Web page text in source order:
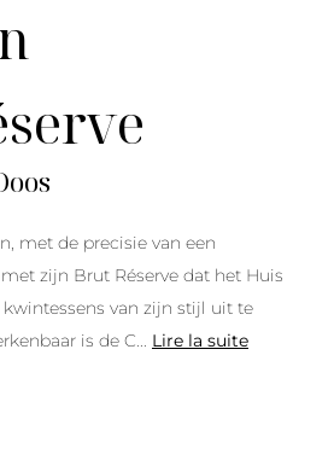
met de precisie van een
zijn Brut Réserve dat het Huis
van zijn stijl uit te
is de C
Lire la suite